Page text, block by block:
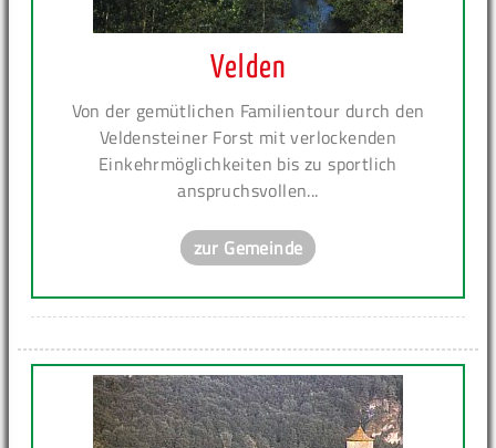
Velden
Von der gemütlichen Familientour durch den
Veldensteiner Forst mit verlockenden
Einkehrmöglichkeiten bis zu sportlich
anspruchsvollen...
zur Gemeinde